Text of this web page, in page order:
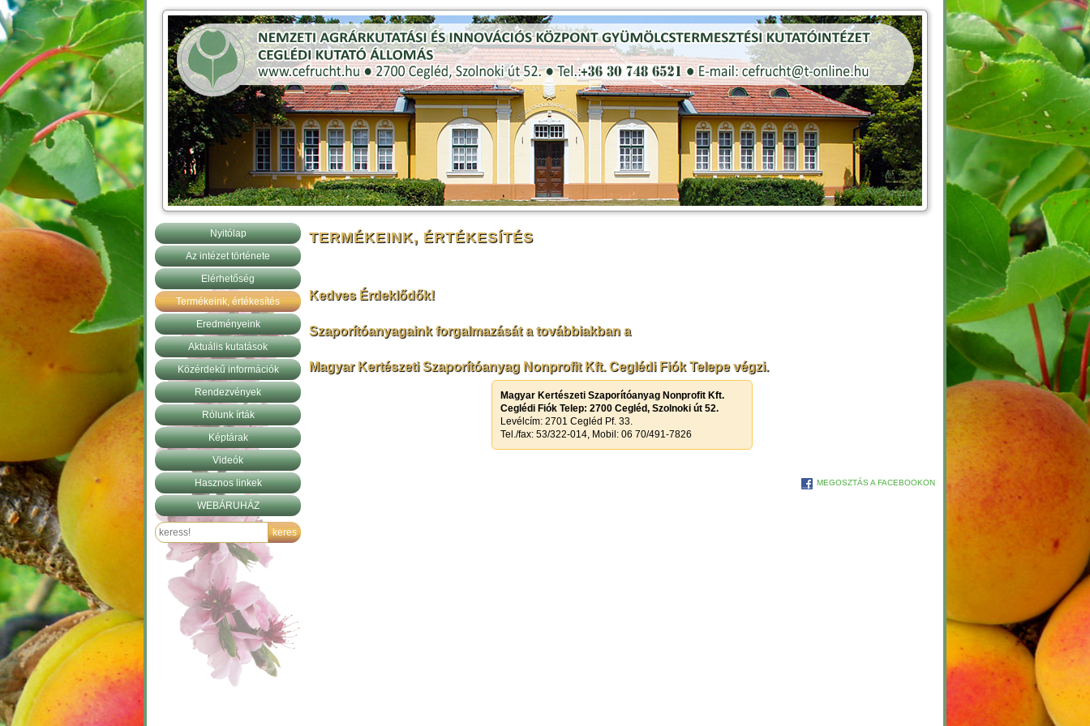
Nyitólap
Az intézet története
Elérhetőség
Termékeink, értékesítés
Eredményeink
Aktuális kutatások
Közérdekű információk
Rendezvények
Rólunk írták
Képtárak
Videók
Hasznos linkek
WEBÁRUHÁZ
TERMÉKEINK, ÉRTÉKESÍTÉS
Kedves Érdeklődők!
Szaporítóanyagaink forgalmazását a továbbiakban a
Magyar Kertészeti Szaporítóanyag Nonprofit Kft. Ceglédi Fiók Telepe végzi.
Magyar Kertészeti Szaporítóanyag Nonprofit Kft.
Ceglédi Fiók Telep: 2700 Cegléd, Szolnoki út 52.
Levélcím: 2701 Cegléd Pf. 33.
Tel./fax: 53/322-014, Mobil: 06 70/491-7826
MEGOSZTÁS A FACEBOOKON